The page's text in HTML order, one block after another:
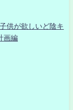
供が欲しいど陰キ
画編